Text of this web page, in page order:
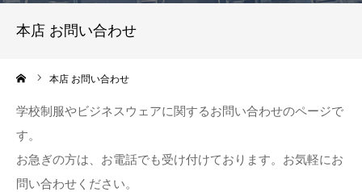
本店 お問い合わせ
本店 お問い合わせ
学校制服やビジネスウェアに関するお問い合わせのページで
す。
お急ぎの方は、お電話でも受け付けております。お気軽にお
問い合わせください。